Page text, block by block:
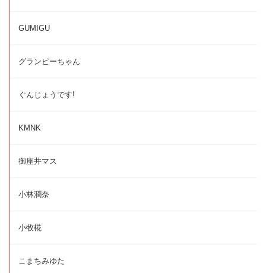
GUMIGU
グランピーちゃん
ぐんじょうです!
KMNK
御座井マス
小林潤奈
小牧椛
こまちみゆた